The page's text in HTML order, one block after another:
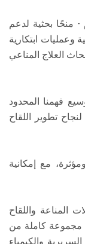
القادم - منحًا بحثية لدعم
وعمليات ابتكارية
العلاج المناعي
فهمنا المحدود
تطوير اللقاح
مع إمكانية
المناعة واللقاح
مجموعة كاملة من
والكيمياء